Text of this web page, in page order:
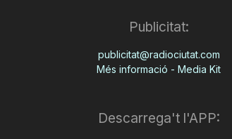
Publicitat:
publicitat@radiociutat.com
Més informació - Media Kit
Descarrega't l'APP: